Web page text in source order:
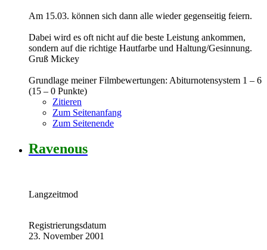
Am 15.03. können sich dann alle wieder gegenseitig feiern.
Dabei wird es oft nicht auf die beste Leistung ankommen,
sondern auf die richtige Hautfarbe und Haltung/Gesinnung.
Gruß Mickey
Grundlage meiner Filmbewertungen: Abiturnotensystem 1 – 6
(15 – 0 Punkte)
Zitieren
Zum Seitenanfang
Zum Seitenende
Ravenous
Langzeitmod
Registrierungsdatum
23. November 2001